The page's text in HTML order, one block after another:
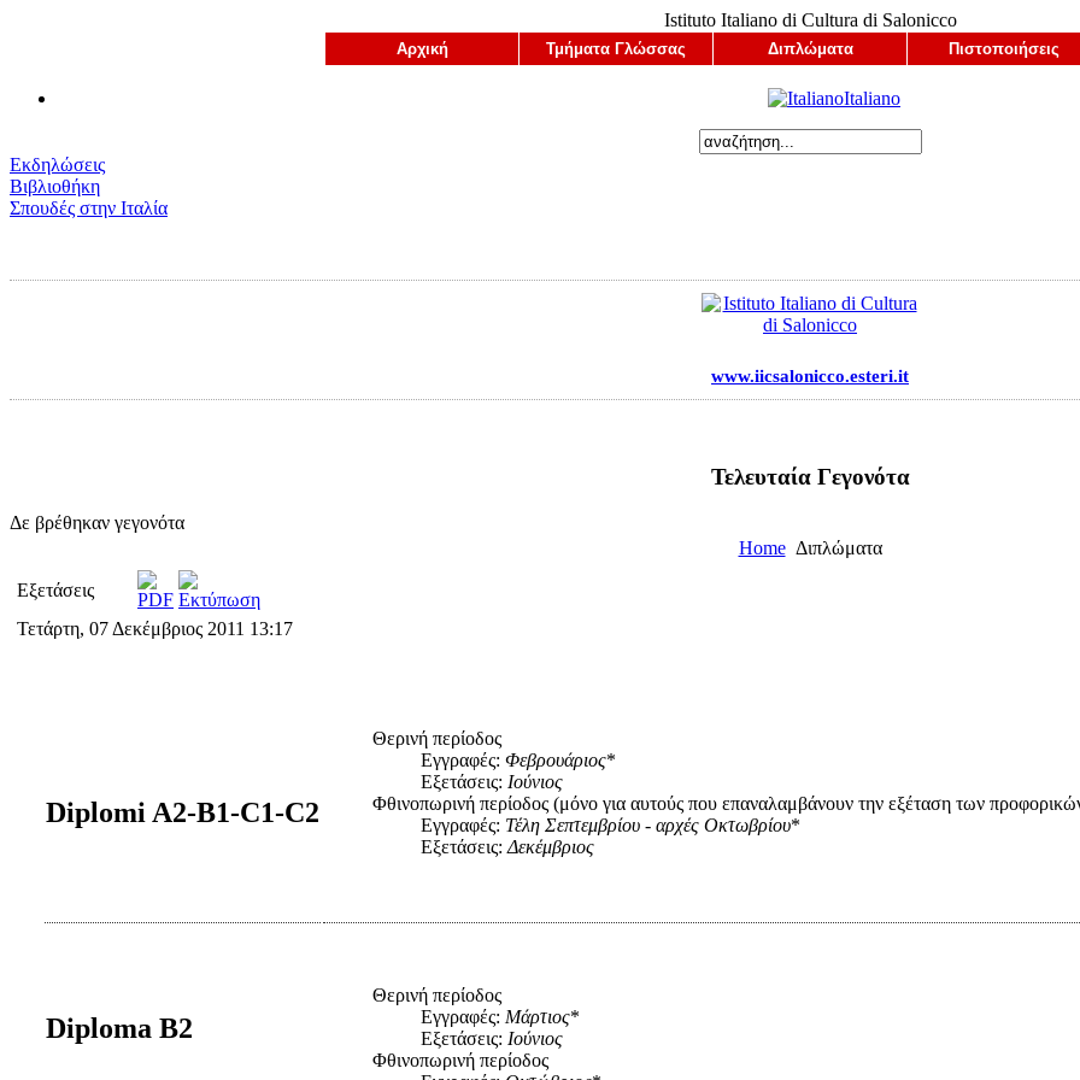
Istituto Italiano di Cultura di Salonicco
Αρχική Τμήματα Γλώσσας Διπλώματα Πιστοποιήσεις
Italianο
Εκδηλώσεις
Βιβλιοθήκη
Σπουδές στην Ιταλία
www.iicsalonicco.esteri.it
Τελευταία Γεγονότα
Δε βρέθηκαν γεγονότα
Home Διπλώματα
Εξετάσεις
Τετάρτη, 07 Δεκέμβριος 2011 13:17
Diplomi A2-B1-C1-C2
Θερινή περίοδος
Εγγραφές: Φεβρουάριος*
Εξετάσεις: Ιούνιος
Φθινοπωρινή περίοδος (μόνο για αυτούς που επαναλαμβάνουν την εξέταση των
Εγγραφές: Τέλη Σεπτεμβρίου - αρχές Οκτωβρίου*
Εξετάσεις:Δεκέμβριος
Diploma B2
Θερινή περίοδος
Εγγραφές: Μάρτιος*
Εξετάσεις: Ιούνιος
Φθινοπωρινή περίοδος